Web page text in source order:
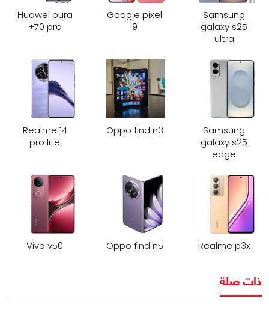
Samsung
galaxy s25
ultra
Google pixel
9
Huawei pura
70 pro+
Samsung
galaxy s25
edge
Oppo find n3
Realme 14
pro lite
Realme p3x
Oppo find n5
Vivo v50
ذات صلة